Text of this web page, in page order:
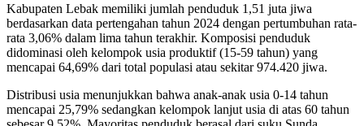
Kabupaten Lebak memiliki jumlah penduduk 1,51 juta jiwa
berdasarkan data pertengahan tahun 2024 dengan pertumbuhan rata-
rata 3,06% dalam lima tahun terakhir. Komposisi penduduk
didominasi oleh kelompok usia produktif (15-59 tahun) yang
mencapai 64,69% dari total populasi atau sekitar 974.420 jiwa.
Distribusi usia menunjukkan bahwa anak-anak usia 0-14 tahun
mencapai 25,79% sedangkan kelompok lanjut usia di atas 60 tahun